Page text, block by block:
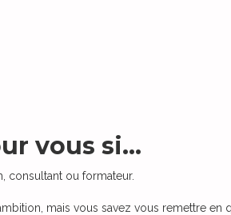
vous si...
consultant ou formateur.
mais vous savez vous remettre en